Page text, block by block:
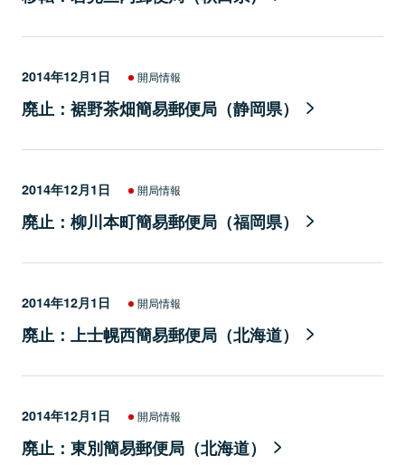
2014年12月1日 開局情報
廃止：裾野茶畑簡易郵便局（静岡県）
2014年12月1日 開局情報
廃止：柳川本町簡易郵便局（福岡県）
2014年12月1日 開局情報
廃止：上士幌西簡易郵便局（北海道）
2014年12月1日 開局情報
廃止：東別簡易郵便局（北海道）